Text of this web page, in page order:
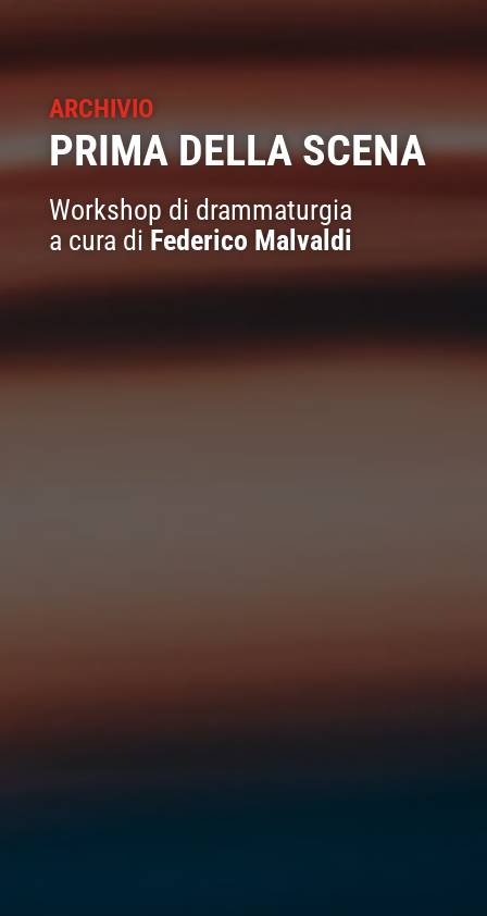
ARCHIVIO
PRIMA DELLA SCENA
Workshop di drammaturgia
a cura di Federico Malvaldi